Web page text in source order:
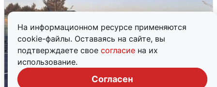
На информационном ресурсе применяются
cookie-файлы. Оставаясь на сайте, вы
подтверждаете свое согласие на их
использование.
Согласен